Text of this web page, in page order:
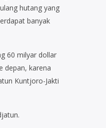
hutang yang
banyak
60 milyar dollar
depan, karena
Kuntjoro-Jakti